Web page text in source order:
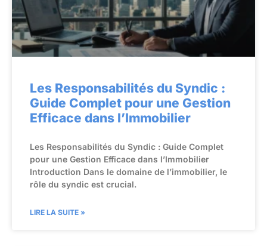
Les Responsabilités du Syndic :
Guide Complet pour une Gestion
Efficace dans l’Immobilier
Les Responsabilités du Syndic : Guide Complet
pour une Gestion Efficace dans l’Immobilier
Introduction Dans le domaine de l’immobilier, le
rôle du syndic est crucial.
LIRE LA SUITE »